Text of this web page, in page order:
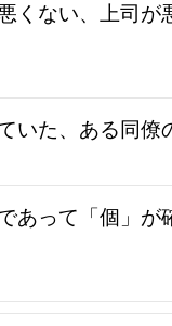
くない、上司が
いた、ある同僚
あって「個」